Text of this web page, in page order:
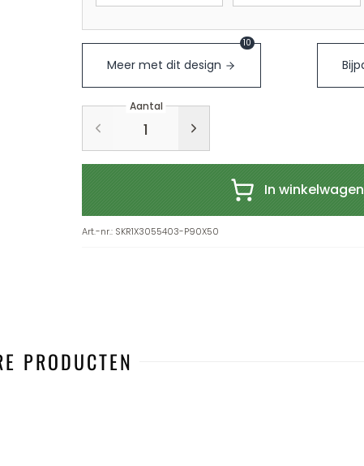
Meer met dit design
10
Aantal
In winkelwagen
Art.-nr.: SKR1X3055403-P90X50
PRODUCTEN